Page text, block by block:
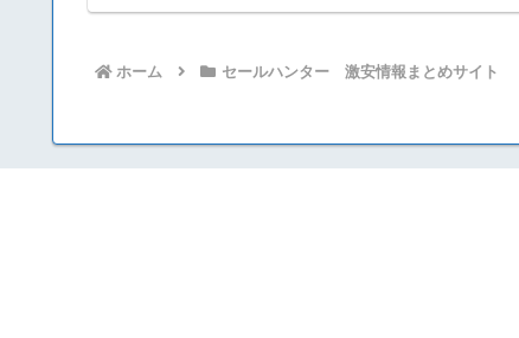
ホーム セールハンター 激安情報まとめサイト